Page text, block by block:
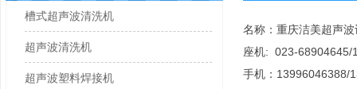
槽式超声波清洗机
超声波清洗机
超声波塑料焊接机
名称：重庆洁美超声
座机: 023-68904645/
手机：13996046388/